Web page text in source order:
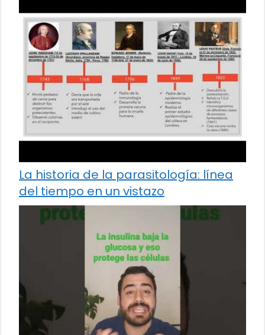
La historia de la parasitología: línea
del tiempo en un vistazo